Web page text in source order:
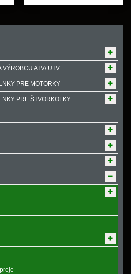
VÝROBCU ATV/ UTV
PRE MOTORKY
PRE ŠTVORKOLKY